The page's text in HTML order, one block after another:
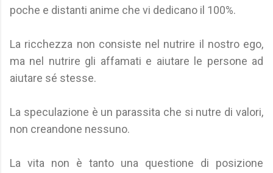
poche e distanti anime che vi dedicano il 100%.
La ricchezza non consiste nel nutrire il nostro ego,
ma nel nutrire gli affamati e aiutare le persone ad
aiutare sé stesse.
La speculazione è un parassita che si nutre di valori,
non creandone nessuno.
La vita non è tanto una questione di posizione